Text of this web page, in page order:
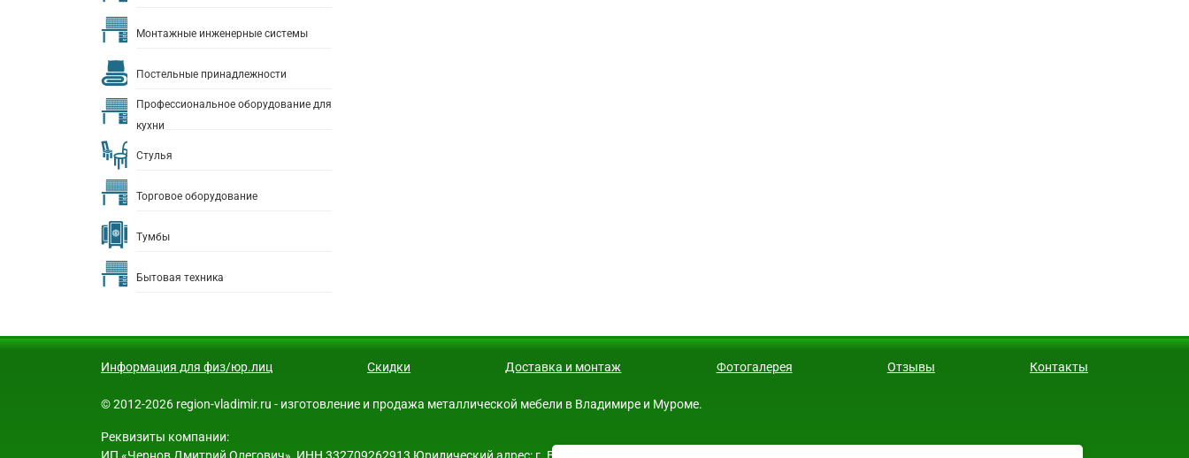
Монтажные инженерные системы
Постельные принадлежности
Профессиональное оборудование для
кухни
Стулья
Торговое оборудование
Тумбы
Бытовая техника
Информация для физ/юр.лиц Скидки Доставка и монтаж Фотогалерея Отзывы Контакты
© 2012-2026 region-vladimir.ru - изготовление и продажа металлической мебели в Владимире и Муроме.
Реквизиты компании: